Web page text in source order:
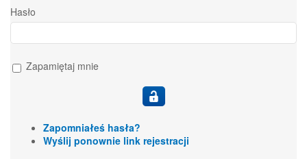
Hasło
Zapamiętaj mnie
Zapomniałeś hasła?
Wyślij ponownie link rejestracji